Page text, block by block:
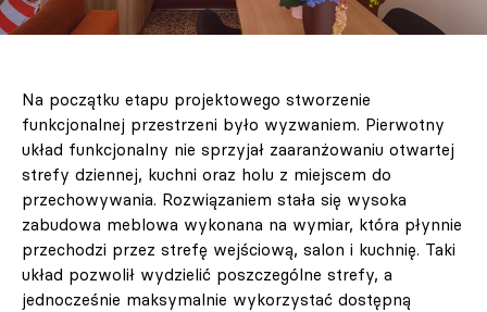
Na początku etapu projektowego stworzenie
funkcjonalnej przestrzeni było wyzwaniem. Pierwotny
układ funkcjonalny nie sprzyjał zaaranżowaniu otwartej
strefy dziennej, kuchni oraz holu z miejscem do
przechowywania. Rozwiązaniem stała się wysoka
zabudowa meblowa wykonana na wymiar, która płynnie
przechodzi przez strefę wejściową, salon i kuchnię. Taki
układ pozwolił wydzielić poszczególne strefy, a
jednocześnie maksymalnie wykorzystać dostępną